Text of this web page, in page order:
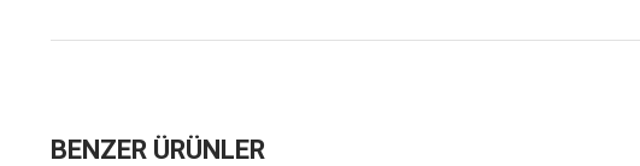
BENZER ÜRÜNLER